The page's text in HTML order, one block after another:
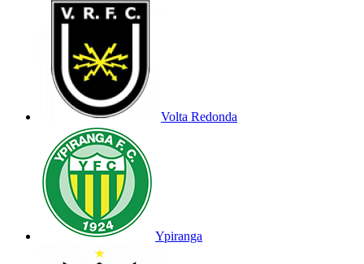
Volta Redonda
Ypiranga